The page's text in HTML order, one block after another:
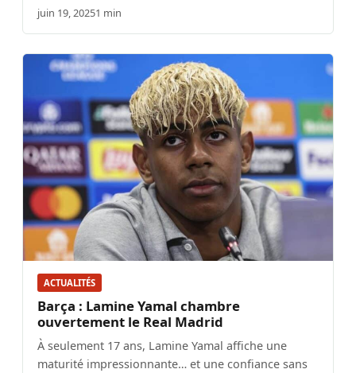
juin 19, 20251 min
ACTUALITÉS
Barça : Lamine Yamal chambre
ouvertement le Real Madrid
À seulement 17 ans, Lamine Yamal affiche une
maturité impressionnante… et une confiance sans